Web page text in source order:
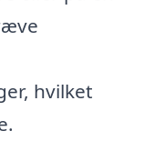
hvilket